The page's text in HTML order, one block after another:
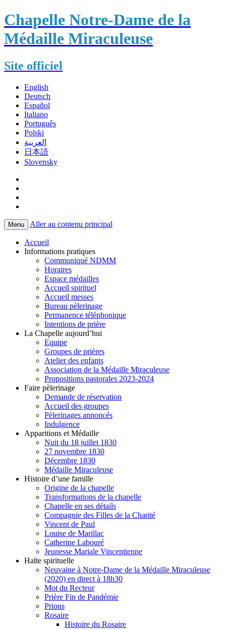
Chapelle Notre-Dame de la
Médaille Miraculeuse
Site officiel
English
Deutsch
Español
Italiano
Português
Polski
العربية
日本語
Slovensky
Menu Aller au contenu principal
Accueil
Informations pratiques
Communiqué NDMM
Horaires
Espace médailles
Accueil spirituel
Accueil messes
Bureau pèlerinage
Permanence téléphonique
Intentions de prière
La Chapelle aujourd’hui
Equipe
Groupes de prières
Atelier des enfants
Association de la Médaille Miraculeuse
Propositions pastorales 2023-2024
Faire pèlerinage
Demande de réservation
Accueil des groupes
Pèlerinages annoncés
Indulgence
Apparitions et Médaille
Nuit du 18 juillet 1830
27 novembre 1830
Décembre 1830
Médaille Miraculeuse
Histoire d’une famille
Origine de la chapelle
Transformations de la chapelle
Chapelle en ses détails
Compagnie des Filles de la Charité
Vincent de Paul
Louise de Marillac
Catherine Labouré
Jeunesse Mariale Vincentienne
Halte spirituelle
Neuvaine à Notre-Dame de la Médaille Miraculeuse
(2020) en direct à 18h30
Mot du Recteur
Prière Fin de Pandémie
Prions
Rosaire
Histoire du Rosaire